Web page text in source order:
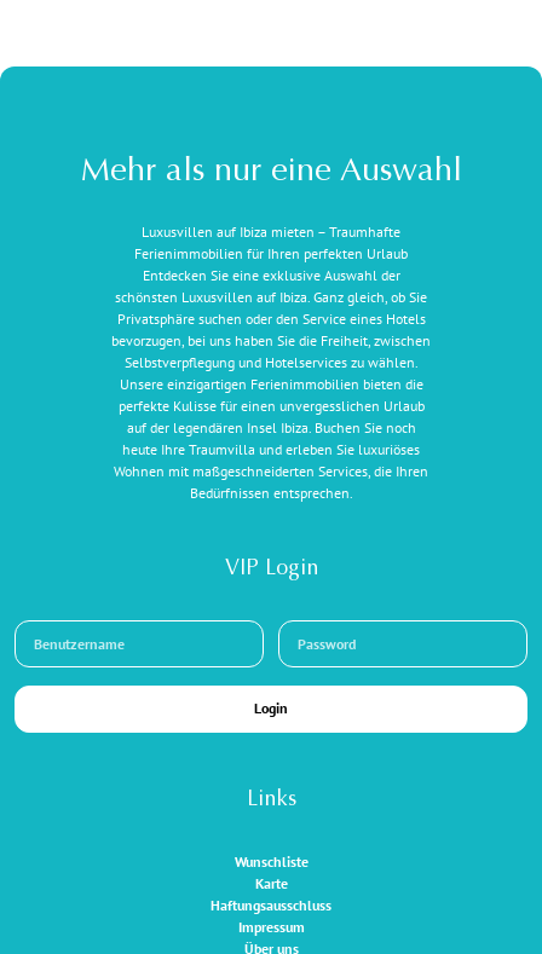
Mehr als nur eine Auswahl
Luxusvillen auf Ibiza mieten – Traumhafte
Ferienimmobilien für Ihren perfekten Urlaub
Entdecken Sie eine exklusive Auswahl der
schönsten Luxusvillen auf Ibiza. Ganz gleich, ob Sie
Privatsphäre suchen oder den Service eines Hotels
bevorzugen, bei uns haben Sie die Freiheit, zwischen
Selbstverpflegung und Hotelservices zu wählen.
Unsere einzigartigen Ferienimmobilien bieten die
perfekte Kulisse für einen unvergesslichen Urlaub
auf der legendären Insel Ibiza. Buchen Sie noch
heute Ihre Traumvilla und erleben Sie luxuriöses
Wohnen mit maßgeschneiderten Services, die Ihren
Bedürfnissen entsprechen.
Links
Wunschliste
Karte
Haftungsausschluss
Impressum
Über uns
VIP Login
Login